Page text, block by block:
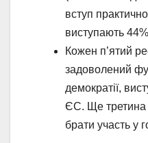
вступ
виступають
Кожен п’ятий
задоволений
демократії,
ЄС. Ще третина
брати участь у